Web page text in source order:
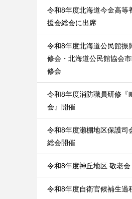
令和8年度北海道今金高等
援会総会に出席
令和8年度北海道公民館振
修会・北海道公民館協会
修会
令和8年度消防職員研修『
会』開催
令和8年度瀬棚地区保護司
総会開催
令和8年度神丘地区 敬老会
令和8年度自衛官候補生過